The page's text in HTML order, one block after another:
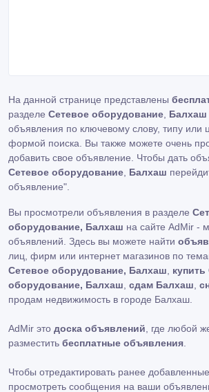
На данной странице представлены
разделе Сетевое оборудование Балхаш
объявления по ключевому слову, типу или
формой поиска. Вы также можете очень
добавить свое объявление. Чтобы дать
Сетевое оборудование Балхаш
объявление"
Вы просмотрели объявления в разделе
оборудование, Балхаш на сайте AdMir -
объявлений. Здесь вы можете найти
лиц, фирм или интернет магазинов по
Сетевое оборудование, Балхаш
оборудование, Балхаш сдам Балхаш
продам недвижимость в городе Балхаш.
AdMir это доска объявлений , где любой
разместить бесплатные объявления
Чтобы отредактировать ранее
просмотреть сообщения на ваши